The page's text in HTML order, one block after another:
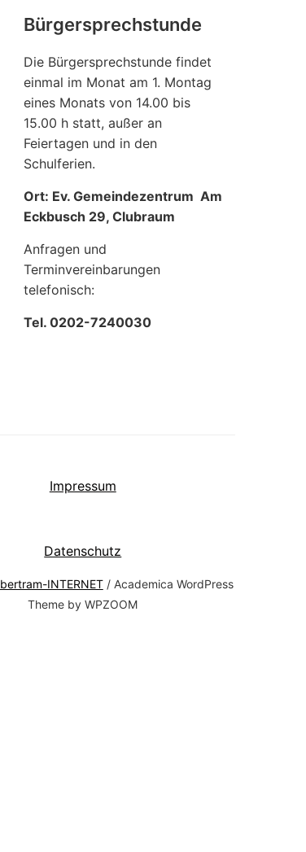
Bürgersprechstunde
Die Bürgersprechstunde findet
einmal im Monat am 1. Montag
eines Monats von 14.00 bis
15.00 h statt, außer an
Feiertagen und in den
Schulferien.
Ort: Ev. Gemeindezentrum Am
Eckbusch 29, Clubraum
Anfragen und
Terminvereinbarungen
telefonisch:
Tel. 0202-7240030
Impressum
Datenschutz
bertram-INTERNET/ Academica WordPress
Theme by WPZOOM